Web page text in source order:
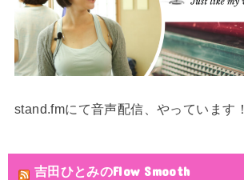
stand.fmにて音声配信、やっています！
吉田ひとみのFlow Smooth